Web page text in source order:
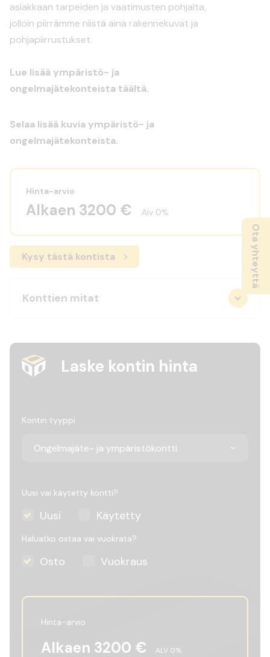
asiakkaan tarpeiden ja vaatimusten pohjalta,
jolloin piirrämme niistä aina rakennekuvat ja
pohjapiirrustukset.
Lue lisää ympäristö- ja
ongelmajätekonteista täältä.
Selaa lisää kuvia ympäristö- ja
ongelmajätekonteista.
Hinta-arvio
Alkaen 3200 € Alv 0%
Kysy tästä kontista
Konttien mitat
Laske kontin hinta
Kontin tyyppi
Uusi vai käytetty kontti?
Uusi Käytetty
Haluatko ostaa vai vuokrata?
Osto Vuokraus
Hinta-arvio
Alkaen 3200 € ALV 0%
Ota yhteyttä